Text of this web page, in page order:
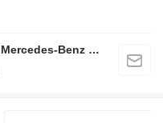
Stefan Ebert GmbH - Autorisierter Mercedes-Benz Servicepartner